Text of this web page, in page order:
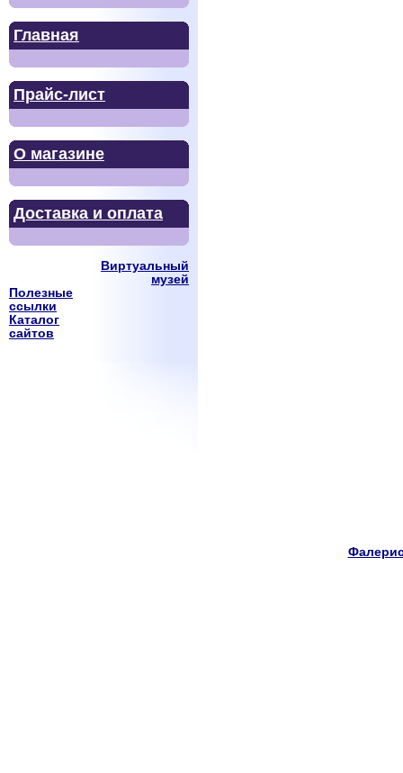
Главная
Прайс-лист
О магазине
Доставка и оплата
Виртуальный
музей
Полезные
ссылки
Каталог
сайтов